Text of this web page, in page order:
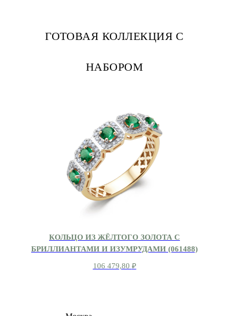
ГОТОВАЯ КОЛЛЕКЦИЯ С
НАБОРОМ
КОЛЬЦО ИЗ ЖЁЛТОГО ЗОЛОТА С
БРИЛЛИАНТАМИ И ИЗУМРУДАМИ (061488)
106 479,80 ₽